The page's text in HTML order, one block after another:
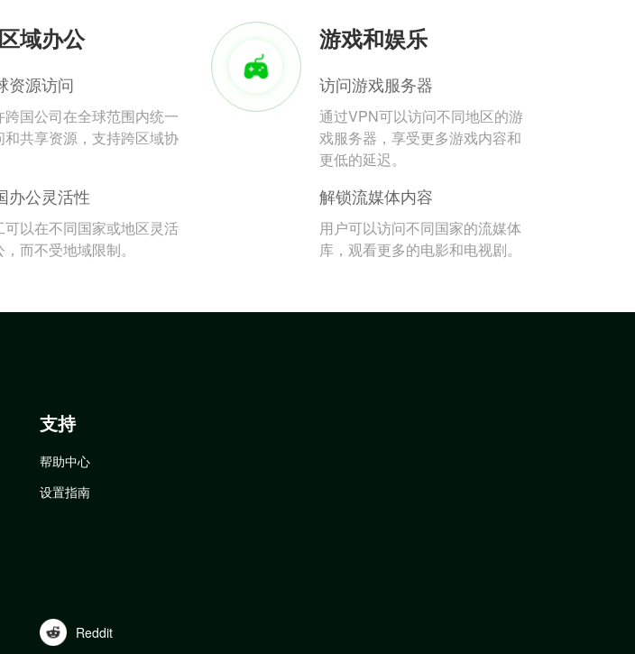
域办公
资源访问
跨国公司在全球范围内统一
和共享资源，支持跨区域协
办公灵活性
可以在不同国家或地区灵活
，而不受地域限制。
游戏和娱乐
访问游戏服务器
通过VPN可以访问不同地区的游
戏服务器，享受更多游戏内容和
更低的延迟。
解锁流媒体内容
用户可以访问不同国家的流媒体
库，观看更多的电影和电视剧。
支持
帮助中心
设置指南
Reddit